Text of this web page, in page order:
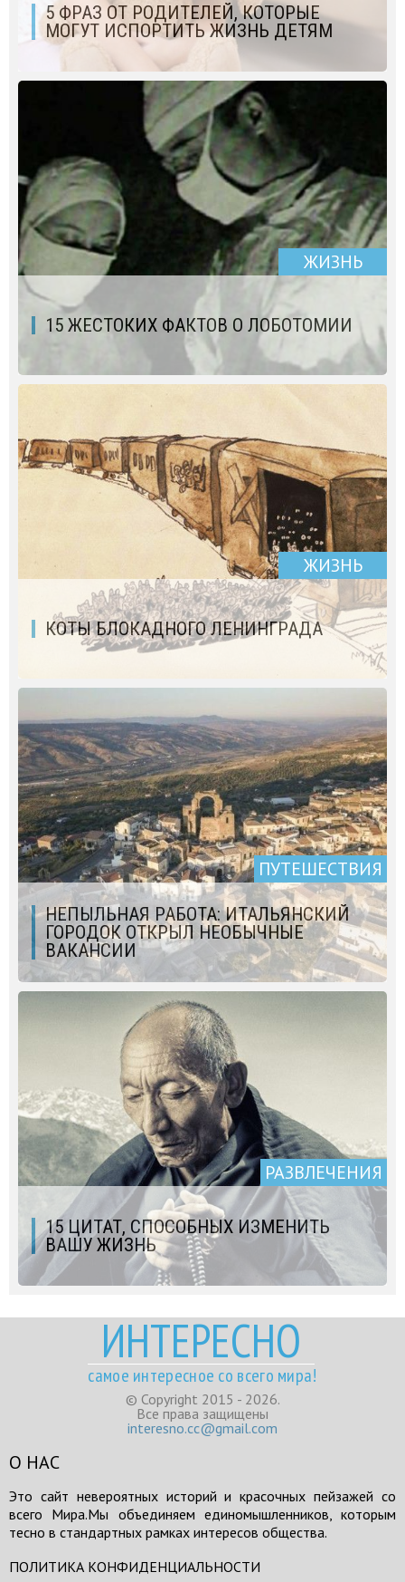
5 ФРАЗ ОТ РОДИТЕЛЕЙ, КОТОРЫЕ
МОГУТ ИСПОРТИТЬ ЖИЗНЬ ДЕТЯМ
ЖИЗНЬ
15 ЖЕСТОКИХ ФАКТОВ О ЛОБОТОМИИ
ЖИЗНЬ
КОТЫ БЛОКАДНОГО ЛЕНИНГРАДА
ПУТЕШЕСТВИЯ
НЕПЫЛЬНАЯ РАБОТА: ИТАЛЬЯНСКИЙ
ГОРОДОК ОТКРЫЛ НЕОБЫЧНЫЕ
ВАКАНСИИ
РАЗВЛЕЧЕНИЯ
15 ЦИТАТ, СПОСОБНЫХ ИЗМЕНИТЬ
ВАШУ ЖИЗНЬ
ИНТЕРЕСНО
самое интересное со всего мира!
© Copyright 2015 - 2026.
Все права защищены
interesno.cc@gmail.com
О НАС
Это сайт невероятных историй и красочных пейзажей со
всего Мира.Мы объединяем единомышленников, которым
тесно в стандартных рамках интересов общества.
ПОЛИТИКА КОНФИДЕНЦИАЛЬНОСТИ